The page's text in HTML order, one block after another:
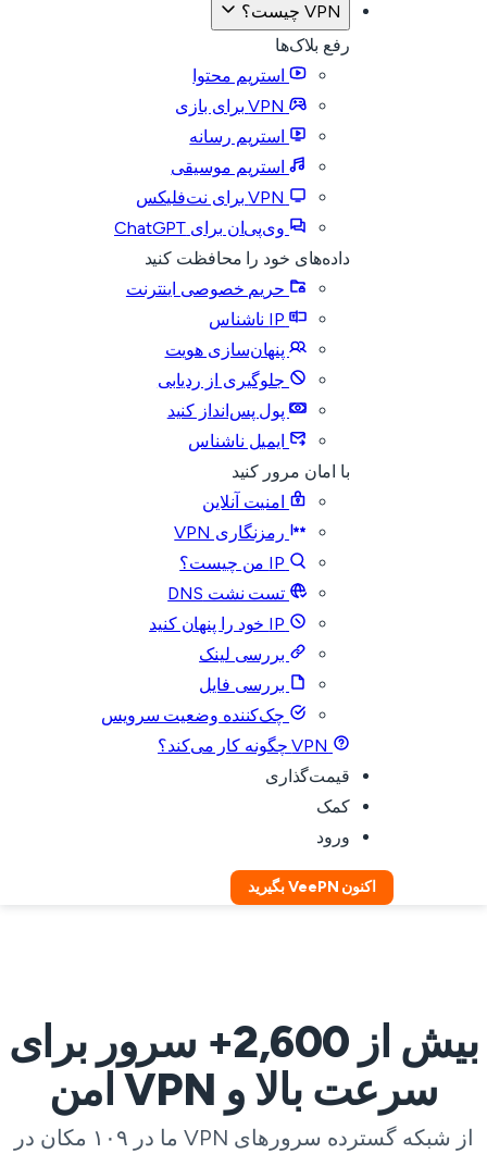
VPN چیست؟
رفع بلاک‌ها
استریم محتوا
VPN برای بازی
استریم رسانه
استریم موسیقی
VPN برای نت‌فلیکس
وی‌پی‌ان برای ChatGPT
داده‌های خود را محافظت کنید
حریم خصوصی اینترنت
IP ناشناس
پنهان‌سازی هویت
جلوگیری از ردیابی
پول پس‌انداز کنید
ایمیل ناشناس
با امان مرور کنید
امنیت آنلاین
رمزنگاری VPN
IP من چیست؟
تست نشت DNS
IP خود را پنهان کنید
بررسی لینک
بررسی فایل
چک‌کننده وضعیت سرویس
VPN چگونه کار می‌کند؟
قیمت‌گذاری
کمک
ورود
اکنون VeePN بگیرید
بیش از 2,600+ سرور برای
سرعت بالا و VPN امن
از شبکه گسترده سرورهای VPN ما در ۱۰۹ مکان در